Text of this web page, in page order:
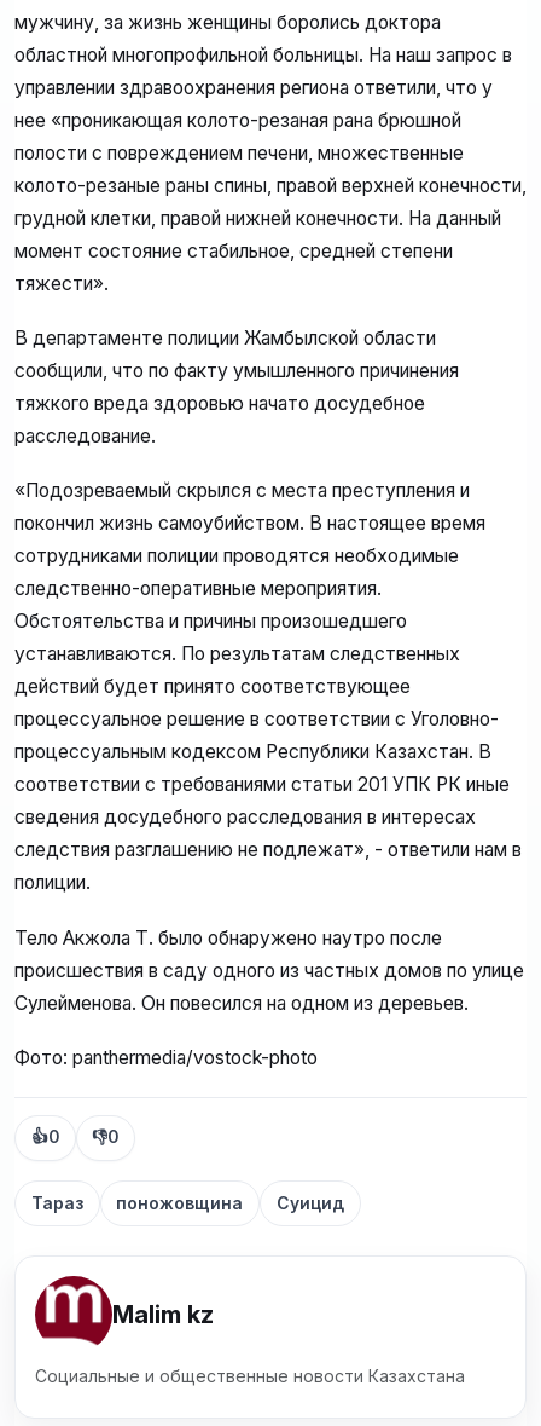
мужчину, за жизнь женщины боролись доктора
областной многопрофильной больницы. На наш запрос в
управлении здравоохранения региона ответили, что у
нее «проникающая колото-резаная рана брюшной
полости с повреждением печени, множественные
колото-резаные раны спины, правой верхней конечности,
грудной клетки, правой нижней конечности. На данный
момент состояние стабильное, средней степени
тяжести».
В департаменте полиции Жамбылской области
сообщили, что по факту умышленного причинения
тяжкого вреда здоровью начато досудебное
расследование.
«Подозреваемый скрылся с места преступления и
покончил жизнь самоубийством. В настоящее время
сотрудниками полиции проводятся необходимые
следственно-оперативные мероприятия.
Обстоятельства и причины произошедшего
устанавливаются. По результатам следственных
действий будет принято соответствующее
процессуальное решение в соответствии с Уголовно-
процессуальным кодексом Республики Казахстан. В
соответствии с требованиями статьи 201 УПК РК иные
сведения досудебного расследования в интересах
следствия разглашению не подлежат», - ответили нам в
полиции.
Тело Акжола Т. было обнаружено наутро после
происшествия в саду одного из частных домов по улице
Сулейменова. Он повесился на одном из деревьев.
Фото: panthermedia/vostock-photo
👍0 👎0
Тараз поножовщина Суицид
Malim kz
Социальные и общественные новости Казахстана